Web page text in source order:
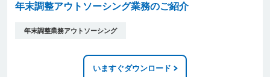
年末調整アウトソーシング業務のご紹介
年末調整業務アウトソーシング
いますぐダウンロード